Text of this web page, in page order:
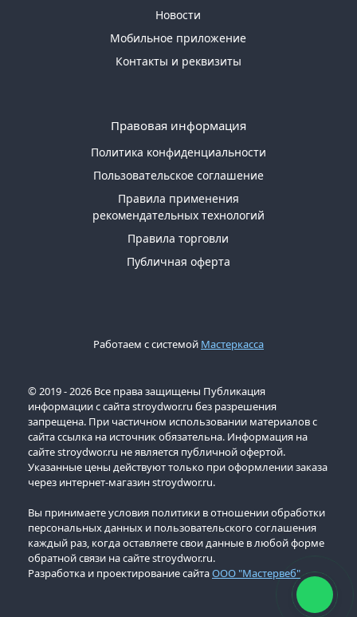
Новости
Мобильное приложение
Контакты и реквизиты
Правовая информация
Политика конфиденциальности
Пользовательское соглашение
Правила применения
рекомендательных технологий
Правила торговли
Публичная оферта
Работаем с системой Мастеркасса
© 2019 - 2026 Все права защищены Публикация
информации с сайта stroydwor.ru без разрешения
запрещена. При частичном использовании материалов с
сайта ссылка на источник обязательна. Информация на
сайте stroydwor.ru не является публичной офертой.
Указанные цены действуют только при оформлении заказа
через интернет-магазин stroydwor.ru.
Вы принимаете условия политики в отношении обработки
персональных данных и пользовательского соглашения
каждый раз, когда оставляете свои данные в любой форме
обратной связи на сайте stroydwor.ru.
Разработка и проектирование сайтаООО "Мастервеб"